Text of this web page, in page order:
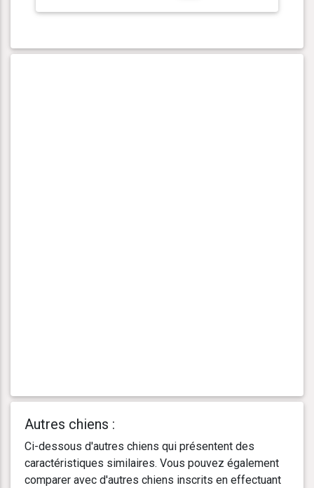
Autres chiens :
Ci-dessous d'autres chiens qui présentent des
caractéristiques similaires. Vous pouvez également
comparer avec d'autres chiens inscrits en effectuant